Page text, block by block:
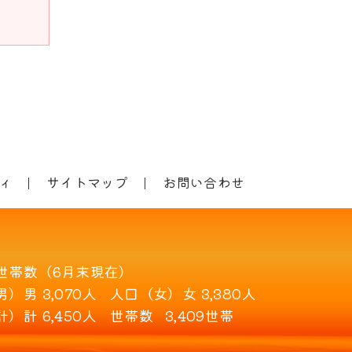
サイトマップ お問い合わせ
帯数（6月末現在）
男 3,070人 人口（女） 女 3,380人
計 6,450人 世帯数 3,409世帯